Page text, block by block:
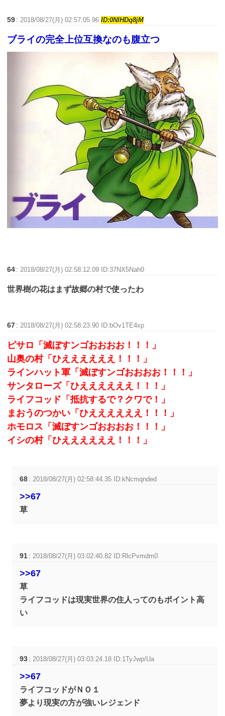
59 : 2018/08/27(月) 02:57:05.96ID:0NlHDq8jM
ブライの完全上位互換なのも腹立つ
64 :2018/08/27(月) 02:58:12.09 ID:37NX5Nah0
世界樹の花はまず故郷の村で使ったわ
67 :2018/08/27(月) 02:58:23.90 ID:bOv1TE4xp
ピサロ「滅ぼすンゴおおおお！！！」
山奥の村「ひええええええ！！！」
ラインハット軍「滅ぼすンゴおおおお！！！」
サンタローズ「ひええええええ！！！」
ライフコッド「抵抗するで？クワで！」
まおうのつかい「ひええええええ！！！」
ホモロス「滅ぼすンゴおおおお！！！」
イシの村「ひええええええ！！！」
68 :2018/08/27(月) 02:58:44.35 ID:kNcmqnded
>>67
草
91 :2018/08/27(月) 03:02:40.82 ID:RlcPvmdm0
>>67
草
ライフコッドは現実世界の住人ってのもポイント高
い
93 :2018/08/27(月) 03:03:24.18 ID:1TyJwp/Ua
>>67
ライフコッドがＮＯ１
夢より現実の方が強いレジェンド